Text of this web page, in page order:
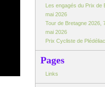
Les engagés du Prix de
mai 2026
Tour de Bretagne 2026,
mai 2026
Prix Cycliste de
Pages
Links